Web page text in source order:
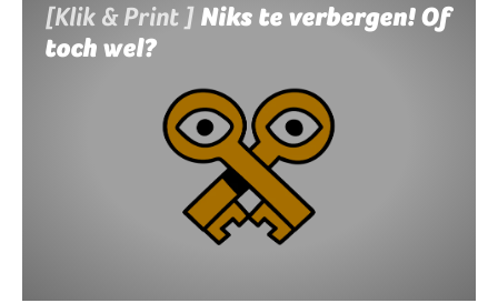
[Klik & Print ] Niks te verbergen! Of
toch wel?